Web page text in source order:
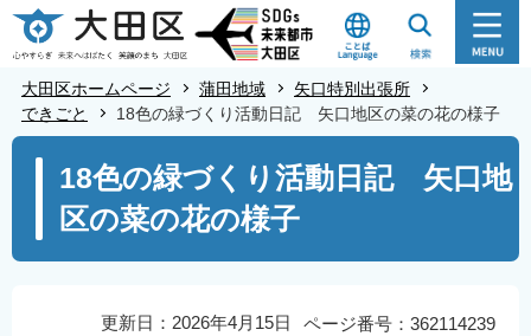
こ
の
ジ
大田区ホームページ 蒲田地域
矢口特別出張所
できごと
18色の緑づくり活動日記 矢口地区の菜の花の様子
18色の緑づくり活動日記 矢口地
区の菜の花の様子
ページ番号：362114239
更新日：2026年4月15日